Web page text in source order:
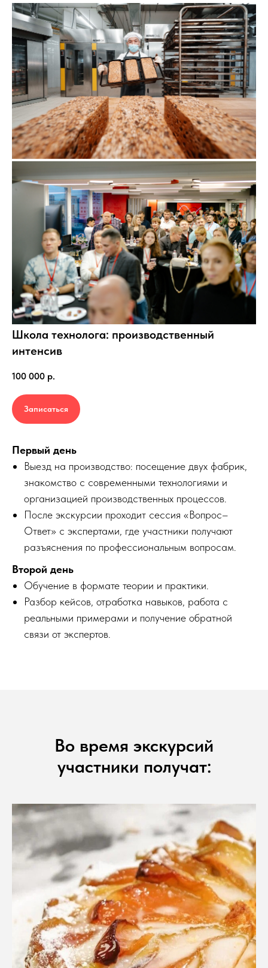
Школа технолога: производственный
интенсив
100 000 р.
Записаться
Первый день
Выезд на производство: посещение двух фабрик,
знакомство с современными технологиями и
организацией производственных процессов.
После экскурсии проходит сессия «Вопрос–
Ответ» с экспертами, где участники получают
разъяснения по профессиональным вопросам.
Второй день
Обучение в формате теории и практики.
Разбор кейсов, отработка навыков, работа с
реальными примерами и получение обратной
связи от экспертов.
Во время экскурсий
участники получат: